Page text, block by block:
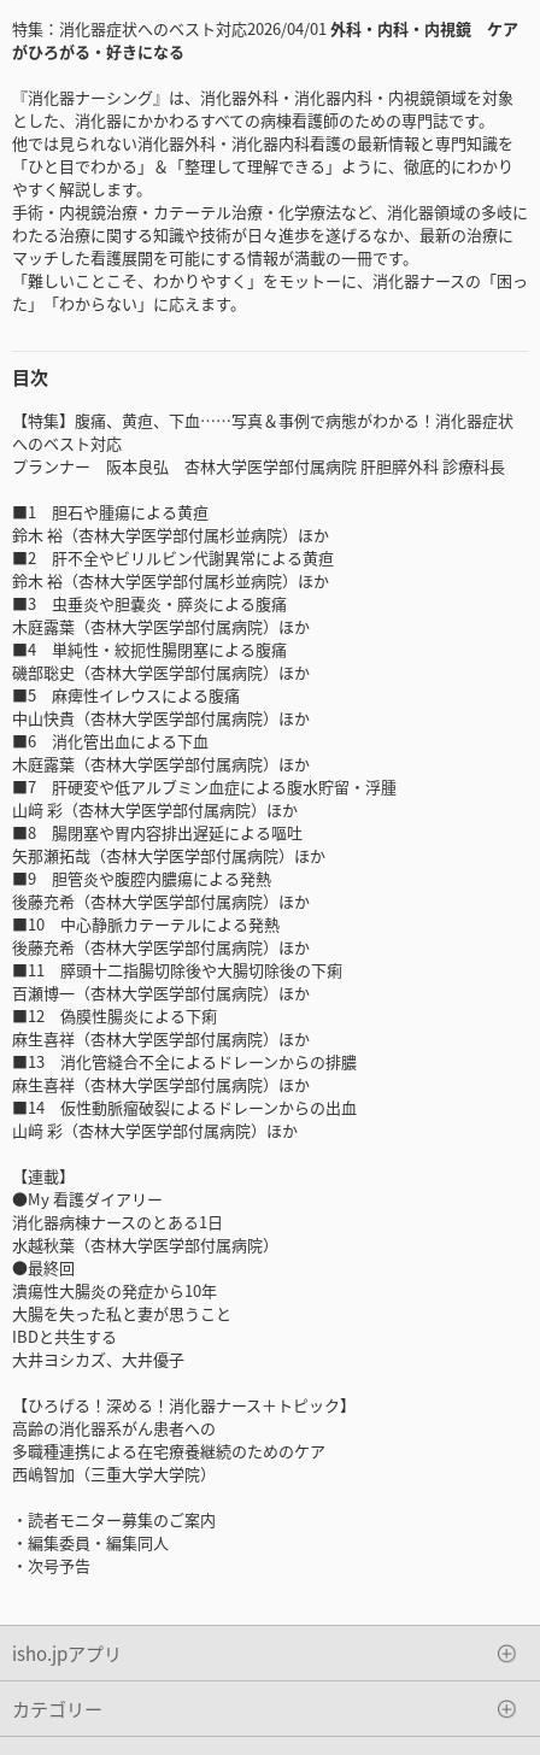
特集：消化器症状へのベスト対応2026/04/01外科・内科・内視鏡 ケア
がひろがる・好きになる
『消化器ナーシング』は、消化器外科・消化器内科・内視鏡領域を対象
とした、消化器にかかわるすべての病棟看護師のための専門誌です。
他では見られない消化器外科・消化器内科看護の最新情報と専門知識を
「ひと目でわかる」＆「整理して理解できる」ように、徹底的にわかり
やすく解説します。
手術・内視鏡治療・カテーテル治療・化学療法など、消化器領域の多岐に
わたる治療に関する知識や技術が日々進歩を遂げるなか、最新の治療に
マッチした看護展開を可能にする情報が満載の一冊です。
「難しいことこそ、わかりやすく」をモットーに、消化器ナースの「困っ
た」「わからない」に応えます。
目次
【特集】腹痛、黄疸、下血……写真＆事例で病態がわかる！消化器症状
へのベスト対応
プランナー 阪本良弘 杏林大学医学部付属病院 肝胆膵外科 診療科長
■1 胆石や腫瘍による黄疸
鈴木 裕（杏林大学医学部付属杉並病院）ほか
■2 肝不全やビリルビン代謝異常による黄疸
鈴木 裕（杏林大学医学部付属杉並病院）ほか
■3 虫垂炎や胆嚢炎・膵炎による腹痛
木庭露葉（杏林大学医学部付属病院）ほか
■4 単純性・絞扼性腸閉塞による腹痛
磯部聡史（杏林大学医学部付属病院）ほか
■5 麻痺性イレウスによる腹痛
中山快貴（杏林大学医学部付属病院）ほか
■6 消化管出血による下血
木庭露葉（杏林大学医学部付属病院）ほか
■7 肝硬変や低アルブミン血症による腹水貯留・浮腫
山﨑 彩（杏林大学医学部付属病院）ほか
■8 腸閉塞や胃内容排出遅延による嘔吐
矢那瀬拓哉（杏林大学医学部付属病院）ほか
■9 胆管炎や腹腔内膿瘍による発熱
後藤充希（杏林大学医学部付属病院）ほか
■10 中心静脈カテーテルによる発熱
後藤充希（杏林大学医学部付属病院）ほか
■11 膵頭十二指腸切除後や大腸切除後の下痢
百瀬博一（杏林大学医学部付属病院）ほか
■12 偽膜性腸炎による下痢
麻生喜祥（杏林大学医学部付属病院）ほか
■13 消化管縫合不全によるドレーンからの排膿
麻生喜祥（杏林大学医学部付属病院）ほか
■14 仮性動脈瘤破裂によるドレーンからの出血
山﨑 彩（杏林大学医学部付属病院）ほか
【連載】
●My 看護ダイアリー
消化器病棟ナースのとある1日
水越秋葉（杏林大学医学部付属病院）
●最終回
潰瘍性大腸炎の発症から10年
大腸を失った私と妻が思うこと
IBDと共生する
大井ヨシカズ、大井優子
【ひろげる！深める！消化器ナース＋トピック】
高齢の消化器系がん患者への
多職種連携による在宅療養継続のためのケア
西嶋智加（三重大学大学院）
・読者モニター募集のご案内
・編集委員・編集同人
・次号予告
isho.jpアプリ
カテゴリー